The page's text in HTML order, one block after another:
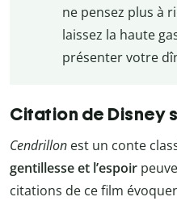
ne pensez plus à
laissez la haute
présenter votre
Citation de Disney
Cendrillon est un conte
gentillesse et l’espoir
citations de ce film